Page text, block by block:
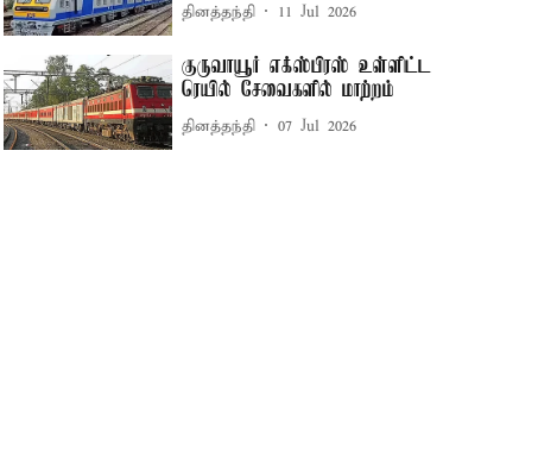
தினத்தந்தி 11 Jul 2026
குருவாயூர் எக்ஸ்பிரஸ் உள்ளிட்ட
ரெயில் சேவைகளில் மாற்றம்
தினத்தந்தி 07 Jul 2026